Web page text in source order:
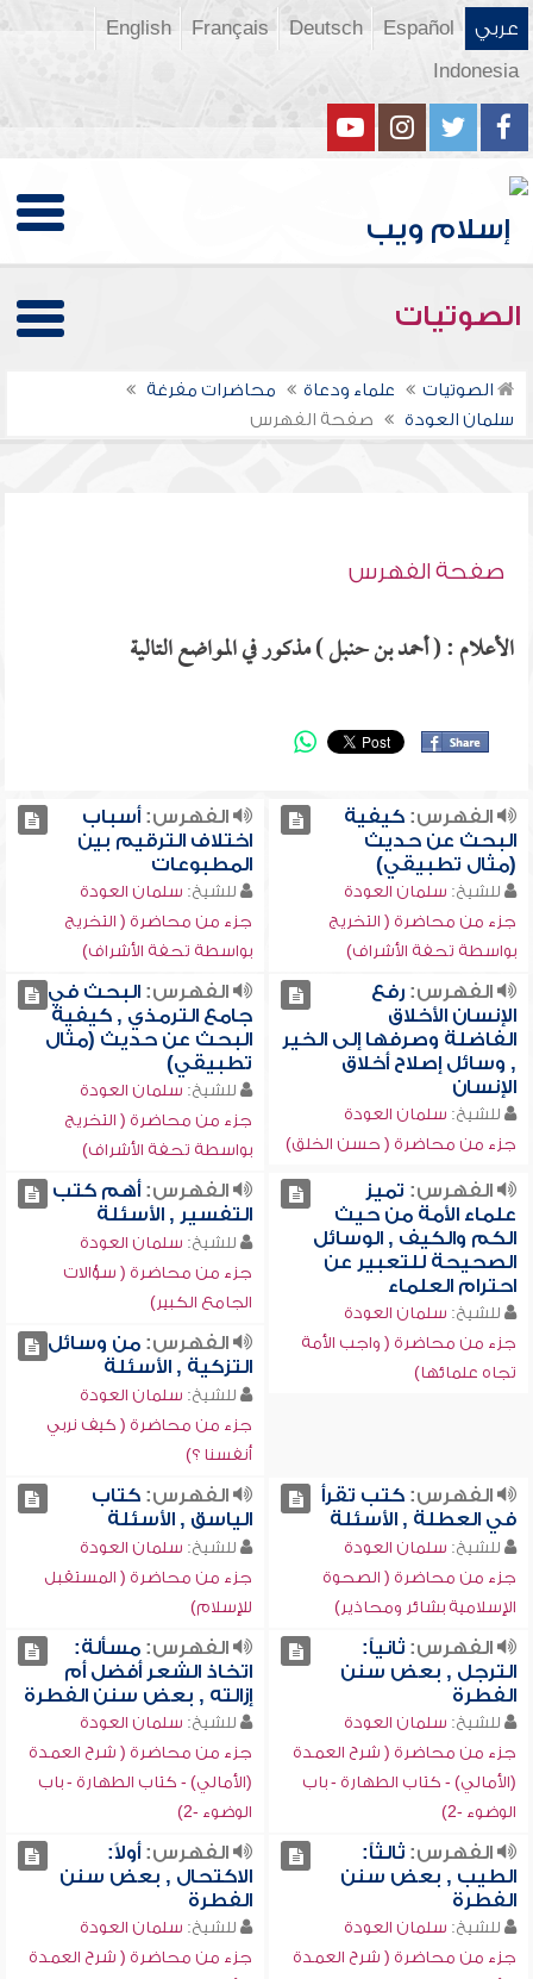
عربي Español
Deutsch
Français
English
Indonesia
الصوتيات
الصوتيات علماء ودعاة
محاضرات مفرغة
سلمان العودة
صفحة الفهرس
صفحة الفهرس
الأعلام : ( أحمد بن حنبل ) مذكور في المواضع التالية
الفهرس:كيفية
البحث عن حديث
(مثال تطبيقي)
للشيخ: سلمان العودة
جزء من محاضرة ( التخريج
بواسطة تحفة الأشراف)
الفهرس:أسباب
اختلاف الترقيم بين
المطبوعات
للشيخ: سلمان العودة
جزء من محاضرة ( التخريج
بواسطة تحفة الأشراف)
الفهرس:رفع
الإنسان الأخلاق
الفاضلة وصرفها إلى الخير
, وسائل إصلاح أخلاق
الإنسان
للشيخ: سلمان العودة
جزء من محاضرة ( حسن الخلق)
الفهرس:البحث في
جامع الترمذي , كيفية
البحث عن حديث (مثال
تطبيقي)
للشيخ: سلمان العودة
جزء من محاضرة ( التخريج
بواسطة تحفة الأشراف)
الفهرس: تميز
علماء الأمة من حيث
الكم والكيف , الوسائل
الصحيحة للتعبير عن
احترام العلماء
للشيخ: سلمان العودة
جزء من محاضرة ( واجب الأمة
تجاه علمائها)
الفهرس:أهم كتب
التفسير , الأسئلة
للشيخ: سلمان العودة
جزء من محاضرة ( سؤالات
الجامع الكبير)
الفهرس:من وسائل
التزكية , الأسئلة
للشيخ: سلمان العودة
جزء من محاضرة ( كيف نربي
أنفسنا ؟)
الفهرس:كتب تقرأ
في العطلة , الأسئلة
للشيخ: سلمان العودة
جزء من محاضرة ( الصحوة
الإسلامية بشائر ومحاذير)
الفهرس:كتاب
الياسق , الأسئلة
للشيخ: سلمان العودة
جزء من محاضرة ( المستقبل
للإسلام)
الفهرس:ثانياً:
الترجل , بعض سنن
الفطرة
للشيخ: سلمان العودة
جزء من محاضرة ( شرح العمدة
(الأمالي) - كتاب الطهارة - باب
الوضوء -2)
الفهرس:مسألة:
اتخاذ الشعر أفضل أم
إزالته , بعض سنن الفطرة
للشيخ: سلمان العودة
جزء من محاضرة ( شرح العمدة
(الأمالي) - كتاب الطهارة - باب
الوضوء -2)
الفهرس:ثالثاً:
الطيب , بعض سنن
الفطرة
للشيخ: سلمان العودة
جزء من محاضرة ( شرح العمدة
الفهرس:أولاً:
الاكتحال , بعض سنن
الفطرة
للشيخ: سلمان العودة
جزء من محاضرة ( شرح العمدة